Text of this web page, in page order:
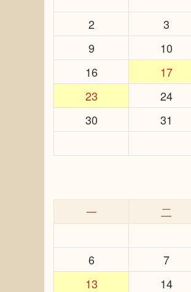
2
3
9
10
16
17
23
24
30
31
一
二
6
7
13
14